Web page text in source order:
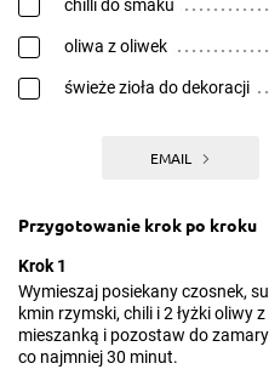
chilli do smaku
oliwa z oliwek
świeże zioła do dekoracji
EMAIL
Przygotowanie krok po kroku
Krok 1
Wymieszaj posiekany czosnek,
kmin rzymski, chili i 2 łyżki oliwy
mieszanką i pozostaw do
co najmniej 30 minut.